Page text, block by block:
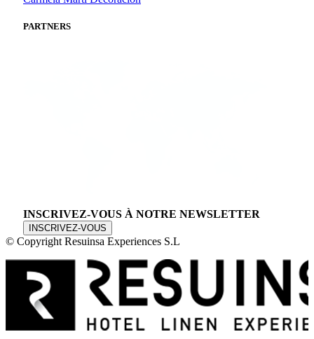
PARTNERS
INSCRIVEZ-VOUS À NOTRE NEWSLETTER
INSCRIVEZ-VOUS
© Copyright Resuinsa Experiences S.L